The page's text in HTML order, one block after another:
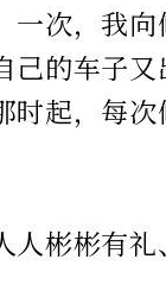
次，我向
己的车子
起，每
彬彬有礼